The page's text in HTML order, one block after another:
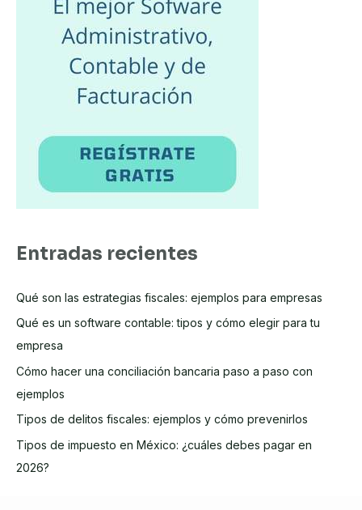
Entradas recientes
Qué son las estrategias fiscales: ejemplos para empresas
Qué es un software contable: tipos y cómo elegir para tu
empresa
Cómo hacer una conciliación bancaria paso a paso con
ejemplos
Tipos de delitos fiscales: ejemplos y cómo prevenirlos
Tipos de impuesto en México: ¿cuáles debes pagar en
2026?